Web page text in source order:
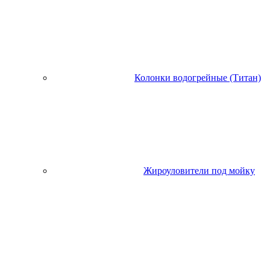
Колонки водогрейные (Титан)
Жироуловители под мойку